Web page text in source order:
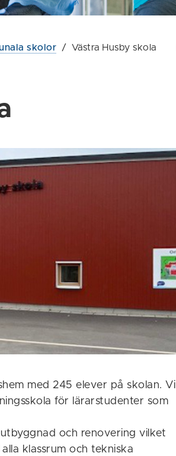
skolor / Västra Husby skola
med 245 elever på skolan. Vi
för lärarstudenter som
och renovering vilket
klassrum och tekniska